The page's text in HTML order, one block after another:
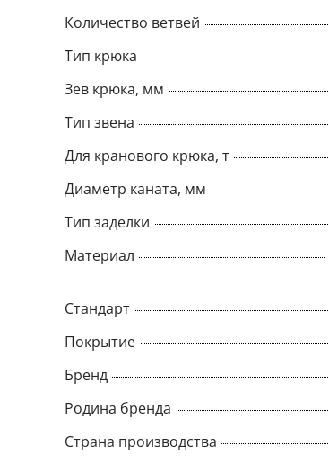
Количество ветвей
Тип крюка
Зев крюка, мм
Тип звена
Для кранового крюка, т
Диаметр каната, мм
Тип заделки
Материал
Стандарт
Покрытие
Бренд
Родина бренда
Страна производства